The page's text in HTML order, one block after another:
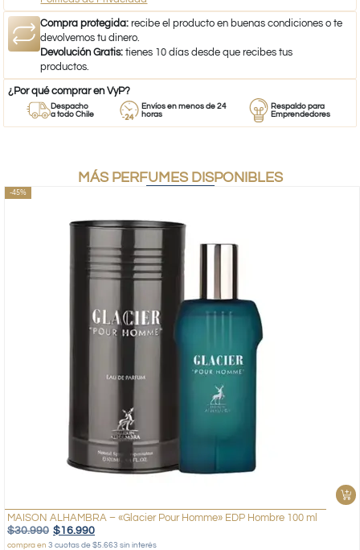
Compra protegida: recibe el producto en buenas condiciones o te
devolvemos tu dinero.
Devolución Gratis: tienes 10 días desde que recibes tus
productos.
¿Por qué comprar en VyP?
Despacho
a todo Chile
Envíos en menos de 24
horas
Respaldo para
Emprendedores
MÁS PERFUMES DISPONIBLES
-45%
MAISON ALHAMBRA – «Glacier Pour Homme» EDP Hombre 100 ml
$30.990 $16.990
compra en 3 cuotas de $5.663 sin interés